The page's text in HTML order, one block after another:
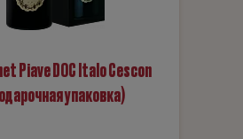
Piave DOC Italo Cescon
упаковка)